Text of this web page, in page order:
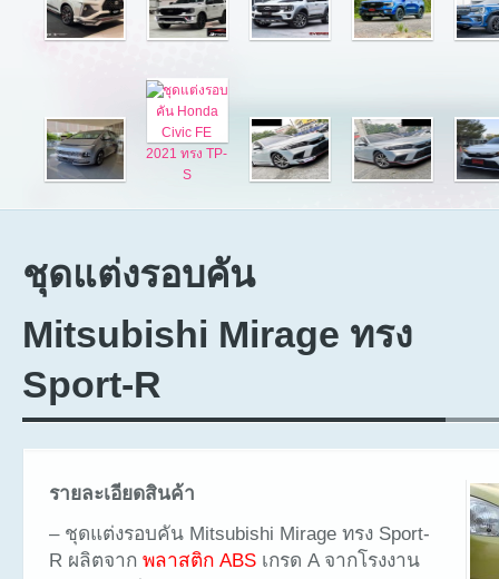
ชุดแต่งรอบคัน
Mitsubishi Mirage ทรง
Sport-R
รายละเอียดสินค้า
– ชุดแต่งรอบคัน Mitsubishi Mirage ทรง Sport-
R ผลิตจาก พลาสติก ABS เกรด A จากโรงงาน